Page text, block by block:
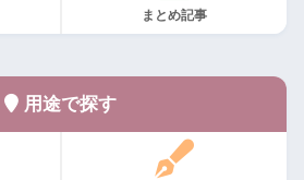
まとめ記事
用途で探す